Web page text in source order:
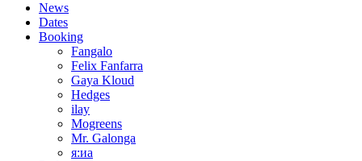
News
Dates
Booking
Fangalo
Felix Fanfarra
Gaya Kloud
Hedges
ilay
Mogreens
Mr. Galonga
я:иа